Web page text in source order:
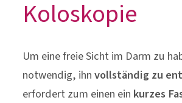
Koloskopie
Um eine freie Sicht im Darm zu
notwendig, ihnvollständig zu
erfordert zum einen ein kurzes